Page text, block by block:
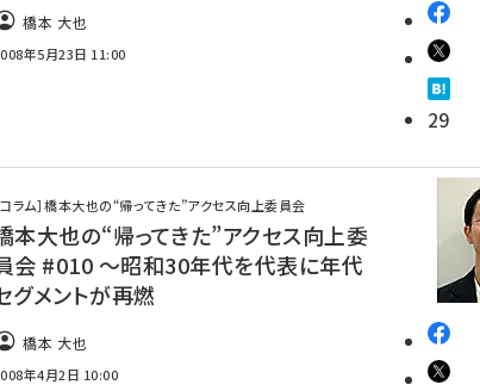
橋本 大也
年5月23日 11:00
29
コラム］橋本大也の“帰ってきた”アクセス向上委員会
本大也の“帰ってきた”アクセス向上委
会 #010 ～昭和30年代を代表に年代
グメントが再燃
橋本 大也
年4月2日 10:00